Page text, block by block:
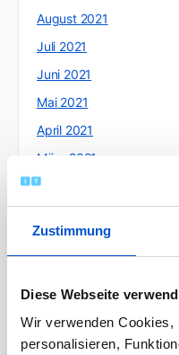
Zustimmung
Diese Webseite
Wir verwenden Cookies,
personalisieren,
August 2021
Juli 2021
Juni 2021
Mai 2021
April 2021
März 2021
Februar 2021
Dezember 2020
Oktober 2020
September 2020